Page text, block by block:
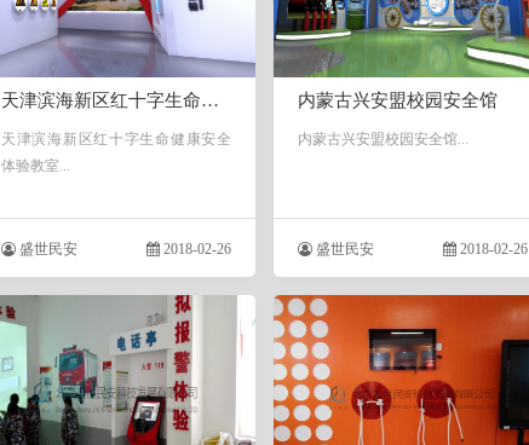
天津滨海新区红十字生命健康安全体验教室
天津滨海新区红十字生命健康安全
体验教室...
盛世民安 2018-02-26
内蒙古兴安盟校园安全馆
内蒙古兴安盟校园安全馆...
盛世民安 2018-02-26